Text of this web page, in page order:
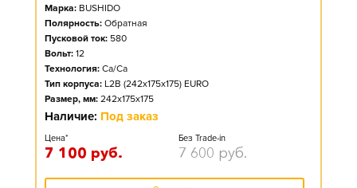
Марка: BUSHIDO
Полярность: Обратная
Пусковой ток: 580
Вольт: 12
Технология: Ca/Ca
Тип корпуса: L2B (242x175x175) EURO
Размер, мм: 242x175x175
Наличие: Под заказ
Цена*
7 100 руб.
Без Trade-in
7 600 руб.